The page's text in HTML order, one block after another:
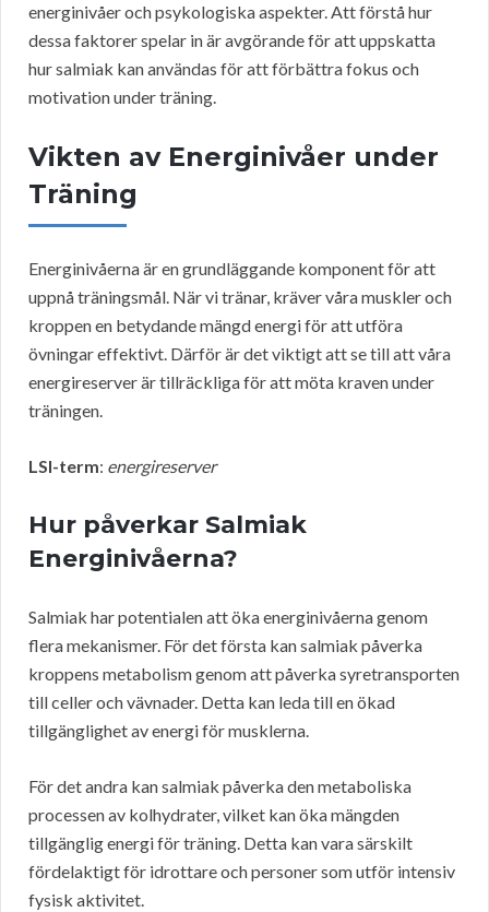
energinivåer och psykologiska aspekter. Att förstå hur
dessa faktorer spelar in är avgörande för att uppskatta
hur salmiak kan användas för att förbättra fokus och
motivation under träning.
Vikten av Energinivåer under
Träning
Energinivåerna är en grundläggande komponent för att
uppnå träningsmål. När vi tränar, kräver våra muskler och
kroppen en betydande mängd energi för att utföra
övningar effektivt. Därför är det viktigt att se till att våra
energireserver är tillräckliga för att möta kraven under
träningen.
LSI-term: energireserver
Hur påverkar Salmiak
Energinivåerna?
Salmiak har potentialen att öka energinivåerna genom
flera mekanismer. För det första kan salmiak påverka
kroppens metabolism genom att påverka syretransporten
till celler och vävnader. Detta kan leda till en ökad
tillgänglighet av energi för musklerna.
För det andra kan salmiak påverka den metaboliska
processen av kolhydrater, vilket kan öka mängden
tillgänglig energi för träning. Detta kan vara särskilt
fördelaktigt för idrottare och personer som utför intensiv
fysisk aktivitet.